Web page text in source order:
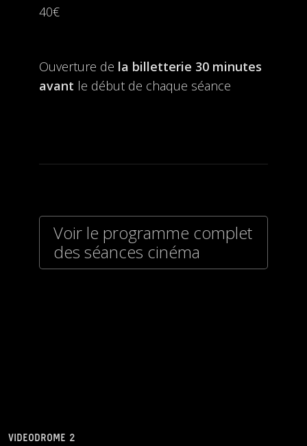
40€
Ouverture de la billetterie 30 minutes
avant le début de chaque séance
Voir le programme complet
des séances cinéma
VIDEODROME 2